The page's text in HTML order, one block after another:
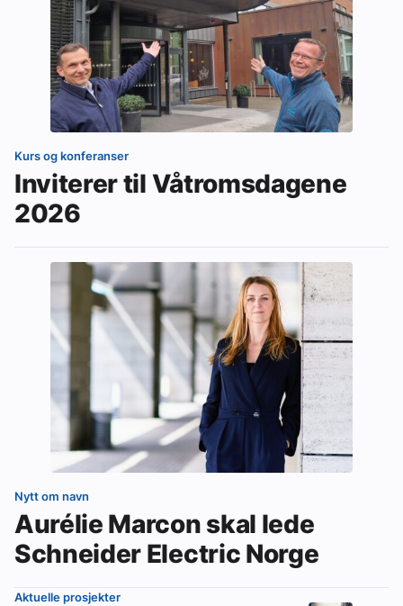
Kurs og konferanser
Inviterer til Våtromsdagene
2026
Nytt om navn
Aurélie Marcon skal lede
Schneider Electric Norge
Aktuelle prosjekter